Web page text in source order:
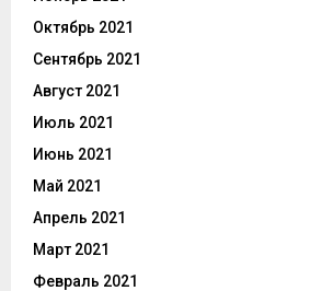
Октябрь 2021
Сентябрь 2021
Август 2021
Июль 2021
Июнь 2021
Май 2021
Апрель 2021
Март 2021
Февраль 2021